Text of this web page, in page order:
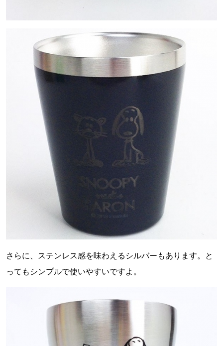
さらに、ステンレス感を味わえるシルバーもあります。と
ってもシンプルで使いやすいですよ。